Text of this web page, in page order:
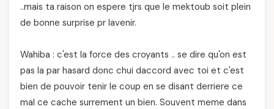
..mais ta raison on espere tjrs que le mektoub soit plein
de bonne surprise pr lavenir.
Wahiba : c'est la force des croyants .. se dire qu'on est
pas la par hasard donc chui daccord avec toi et c'est
bien de pouvoir tenir le coup en se disant derriere ce
mal ce cache surrement un bien. Souvent meme dans